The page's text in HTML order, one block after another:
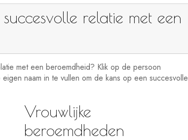
relatie met een
met een beroemdheid? Klik op de persoon
naam in te vullen om de kans op een succesvolle
Vrouwlijke
beroemdheden